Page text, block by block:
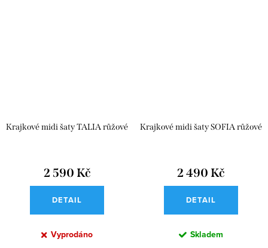
Krajkové midi šaty TALIA růžové
2 590 Kč
DETAIL
Vyprodáno
Krajkové midi šaty SOFIA růžové
2 490 Kč
DETAIL
Skladem